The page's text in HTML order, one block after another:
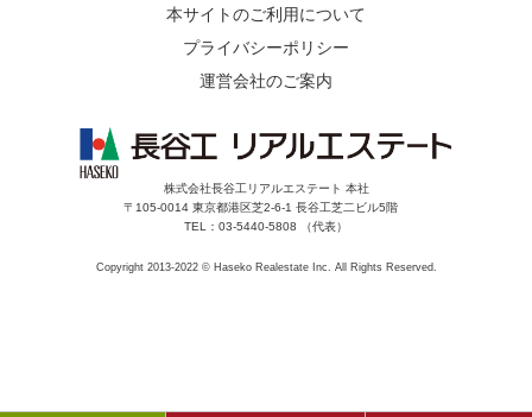
本サイトのご利用について
プライバシーポリシー
運営会社のご案内
株式会社長谷工リアルエステート 本社
〒105-0014 東京都港区芝2-6-1 長谷工芝二ビル5階
TEL：03-5440-5808 （代表）
Copyright 2013-2022 © Haseko Realestate Inc. All Rights Reserved.